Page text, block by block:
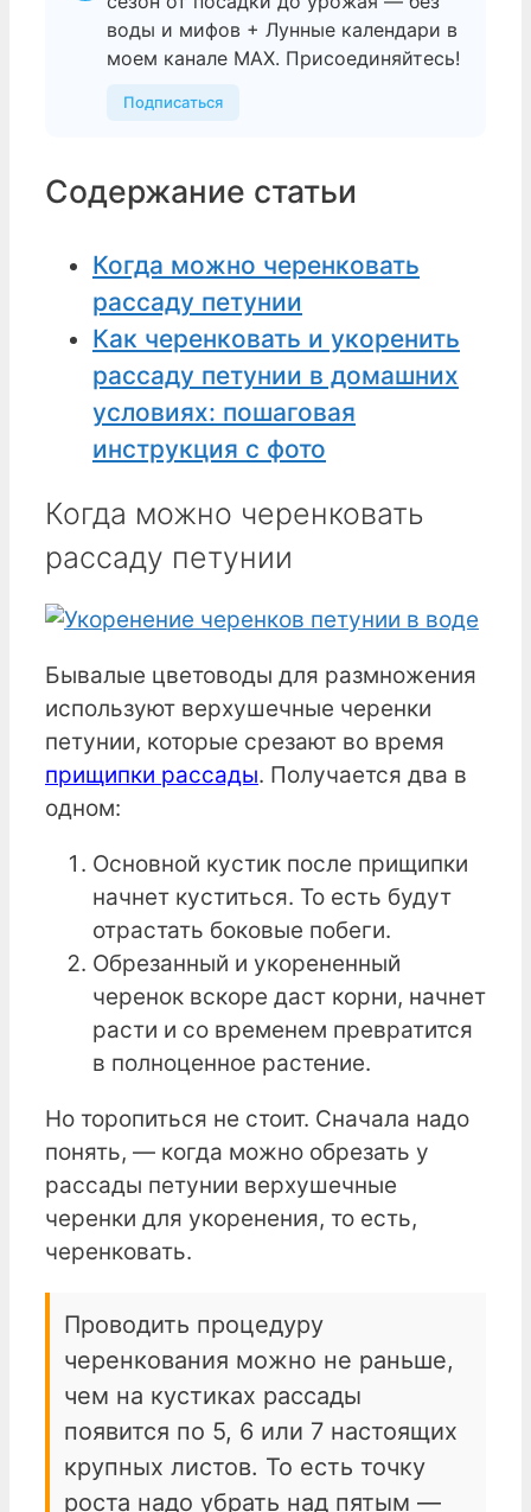
воды и мифов + Лунные календари в
моем канале МАХ. Присоединяйтесь!
Подписаться
Содержание статьи
Когда можно черенковать
рассаду петунии
Как черенковать и укоренить
рассаду петунии в домашних
условиях: пошаговая
инструкция с фото
Когда можно черенковать
рассаду петунии
Бывалые цветоводы для размножения
используют верхушечные черенки
петунии, которые срезают во время
прищипки рассады. Получается два в
одном:
Основной кустик после прищипки
начнет куститься. То есть будут
отрастать боковые побеги.
Обрезанный и укорененный
черенок вскоре даст корни, начнет
расти и со временем превратится
в полноценное растение.
Но торопиться не стоит. Сначала надо
понять, — когда можно обрезать у
рассады петунии верхушечные
черенки для укоренения, то есть,
черенковать.
Проводить процедуру
черенкования можно не раньше,
чем на кустиках рассады
появится по 5, 6 или 7 настоящих
крупных листов. То есть точку
роста надо убрать над пятым —